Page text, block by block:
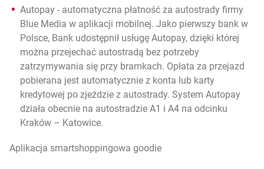
Autopay - automatyczna płatność za autostrady firmy
Blue Media w aplikacji mobilnej. Jako pierwszy bank w
Polsce, Bank udostępnił usługę Autopay, dzięki której
można przejechać autostradą bez potrzeby
zatrzymywania się przy bramkach. Opłata za przejazd
pobierana jest automatycznie z konta lub karty
kredytowej po zjeździe z autostrady. System Autopay
działa obecnie na autostradzie A1 i A4 na odcinku
Kraków – Katowice.
Aplikacja smartshoppingowa goodie